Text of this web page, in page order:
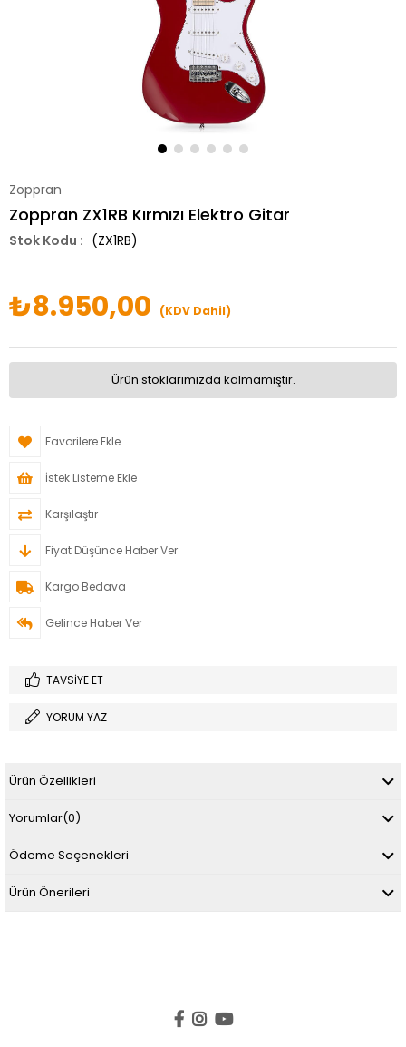
Zoppran
Zoppran ZX1RB Kırmızı Elektro Gitar
(ZX1RB)
₺8.950,00 (KDV Dahil)
Ürün stoklarımızda kalmamıştır.
Favorilere Ekle
İstek Listeme Ekle
Karşılaştır
Fiyat Düşünce Haber Ver
Kargo Bedava
Gelince Haber Ver
TAVSIYE ET
YORUM YAZ
Ürün Özellikleri
Yorumlar(0)
Ödeme Seçenekleri
Ürün Önerileri